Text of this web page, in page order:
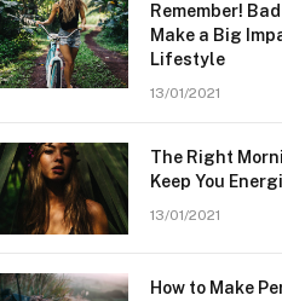
Remember!
Make a Big
Lifestyle
13/01/2021
The Right
Keep You
13/01/2021
How to Make